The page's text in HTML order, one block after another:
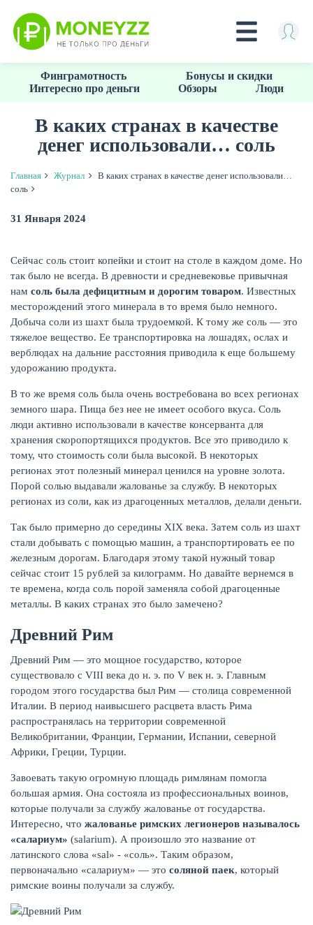
основному
КРЕДИТЫ
КАРТЫ
ЗАЙМЫ
НАКОПЛЕНИЯ
Финграмотность
Бонусы и скидки
Интересно про деньги
Обзоры Люди
В каких странах в качестве
денег использовали… соль
Главная Журнал
В каких странах в качестве денег использовали…
соль
31 Января 2024
Сейчас соль стоит копейки и стоит на столе в каждом доме. Но
так было не всегда. В древности и средневековье привычная
нам соль была дефицитным и дорогим товаром. Известных
месторождений этого минерала в то время было немного.
Добыча соли из шахт была трудоемкой. К тому же соль — это
тяжелое вещество. Ее транспортировка на лошадях, ослах и
верблюдах на дальние расстояния приводила к еще большему
удорожанию продукта.
В то же время соль была очень востребована во всех регионах
земного шара. Пища без нее не имеет особого вкуса. Соль
люди активно использовали в качестве консерванта для
хранения скоропортящихся продуктов. Все это приводило к
тому, что стоимость соли была высокой. В некоторых
регионах этот полезный минерал ценился на уровне золота.
Порой солью выдавали жалованье за службу. В некоторых
регионах из соли, как из драгоценных металлов, делали деньги.
Так было примерно до середины XIX века. Затем соль из шахт
стали добывать с помощью машин, а транспортировать ее по
железным дорогам. Благодаря этому такой нужный товар
сейчас стоит 15 рублей за килограмм. Но давайте вернемся в
те времена, когда соль порой заменяла собой драгоценные
металлы. В каких странах это было замечено?
Древний Рим
Древний Рим — это мощное государство, которое
существовало с VIII века до н. э. по V век н. э. Главным
городом этого государства был Рим — столица современной
Италии. В период наивысшего расцвета власть Рима
распространялась на территории современной
Великобритании, Франции, Германии, Испании, северной
Африки, Греции, Турции.
Завоевать такую огромную площадь римлянам помогла
большая армия. Она состояла из профессиональных воинов,
которые получали за службу жалованье от государства.
Интересно, что жалованье римских легионеров называлось
«салариум» (salarium). А произошло это название от
латинского слова «sal» - «соль». Таким образом,
первоначально «салариум» — это соляной паек, который
римские воины получали за службу.